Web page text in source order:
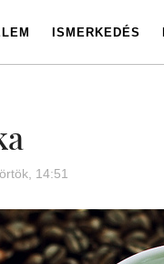
ISMERKEDÉS
14:51